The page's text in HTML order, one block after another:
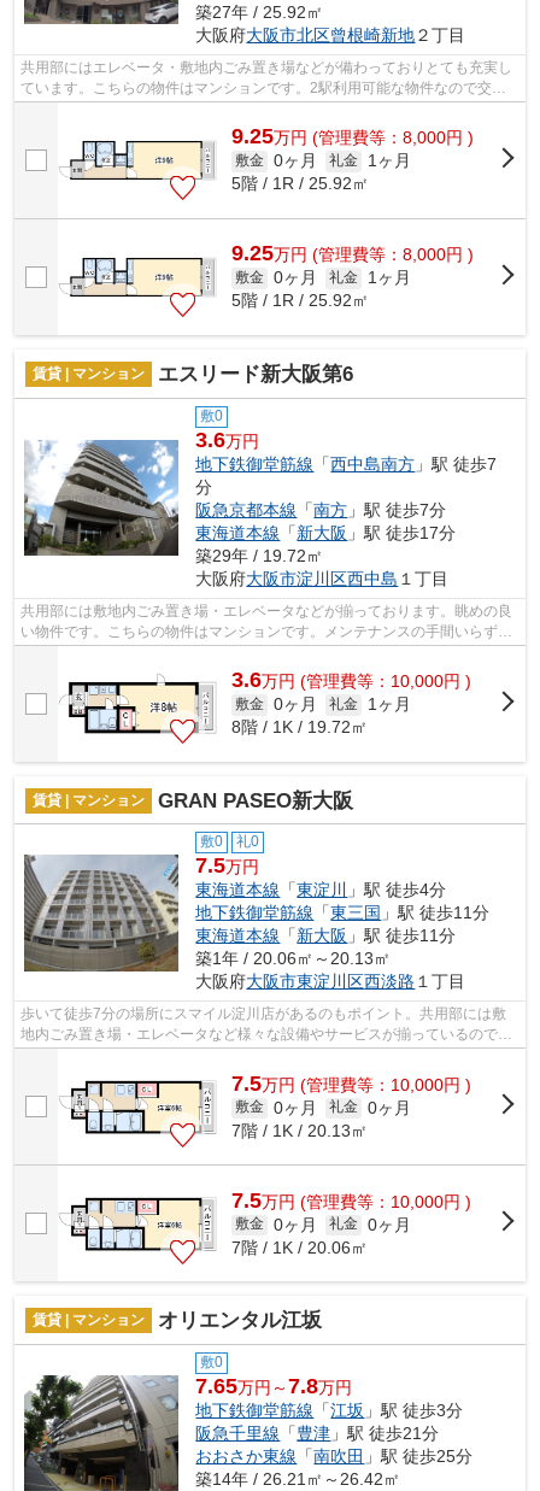
築27年 / 25.92㎡
大阪府大阪市北区曾根崎新地２丁目
共用部にはエレベータ・敷地内ごみ置き場などが備わっておりとても充実し
ています。こちらの物件はマンションです。2駅利用可能な物件なので交通
の利便性が良いのが魅力です。外観タイ...
9.25万円 (管理費等：8,000円 )
敷金 0ヶ月 礼金
1ヶ月
5階 / 1R / 25.92㎡
9.25万円 (管理費等：8,000円 )
敷金 0ヶ月 礼金
1ヶ月
5階 / 1R / 25.92㎡
賃貸 | マンション エスリード新大阪第6
敷0
3.6万円
地下鉄御堂筋線 「西中島南方 」駅 徒歩7
分
阪急京都本線 「南方 」駅 徒歩7分
東海道本線 「新大阪 」駅 徒歩17分
築29年 / 19.72㎡
大阪府大阪市淀川区西中島 １丁目
共用部には敷地内ごみ置き場・エレベータなどが揃っております。眺めの良
い物件です。こちらの物件はマンションです。メンテナンスの手間いらずで
嬉しい、外観タイル張りを採用してお...
3.6万円 (管理費等：10,000円 )
敷金 0ヶ月 礼金
1ヶ月
8階 / 1K / 19.72㎡
賃貸 | マンション GRAN PASEO新大阪
敷0 礼0
7.5万円
東海道本線 「東淀川
」駅 徒歩4分
地下鉄御堂筋線 「東三国 」駅 徒歩11分
東海道本線 「新大阪 」駅 徒歩11分
築1年 / 20.06㎡～20.13㎡
大阪府大阪市東淀川区西淡路 １丁目
歩いて徒歩7分の場所にスマイル淀川店があるのもポイント。共用部には敷
地内ごみ置き場・エレベータなど様々な設備やサービスが揃っているので便
7.5万円 (管理費等：10,000円 )
敷金 0ヶ月 礼金 0ヶ月
7階 / 1K / 20.13㎡
7.5万円 (管理費等：10,000円 )
敷金 0ヶ月 礼金 0ヶ月
7階 / 1K / 20.06㎡
賃貸 | マンション オリエンタル江坂
敷0
7.65万円～7.8万円
地下鉄御堂筋線 「江坂 」駅 徒歩3分
阪急千里線 「豊津 」駅 徒歩21分
おおさか東線 「南吹田 」駅 徒歩25分
築14年 / 26.21㎡～26.42㎡